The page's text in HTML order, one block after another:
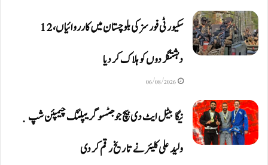
سکیورٹی فورسز کی بلوچستان میں کارروائیاں، 12
دہشتگردوں کو ہلاک کردیا
06/08/2026
نیگا بیٹل ایٹ دی بیچ جوجٹسو گریپلنگ چیمپئن شپ ٜ
ولید علی کلیئر نے تاریخ رقم کر دی